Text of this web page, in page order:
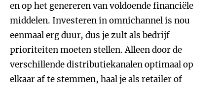
en op het genereren van voldoende financiële
middelen. Investeren in omnichannel is nou
eenmaal erg duur, dus je zult als bedrijf
prioriteiten moeten stellen. Alleen door de
verschillende distributiekanalen optimaal op
elkaar af te stemmen, haal je als retailer of